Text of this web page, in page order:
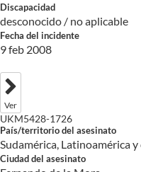
Discapacidad
desconocido / no aplicable
Fecha del incidente
9 feb 2008
Ver
UKM5428-1726
País/territorio del asesinato
Sudamérica, Latinoamérica
Ciudad del asesinato